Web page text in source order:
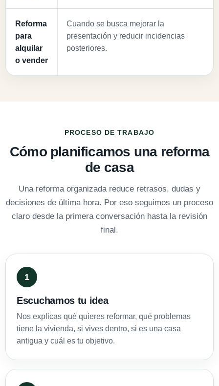
Reforma
para
alquilar
o vender
Cuando se busca mejorar la
presentación y reducir incidencias
posteriores.
PROCESO DE TRABAJO
Cómo planificamos una reforma
de casa
Una reforma organizada reduce retrasos, dudas y
decisiones de última hora. Por eso seguimos un proceso
claro desde la primera conversación hasta la revisión
final.
Escuchamos tu idea
Nos explicas qué quieres reformar, qué problemas
tiene la vivienda, si vives dentro, si es una casa
antigua y cuál es tu objetivo.